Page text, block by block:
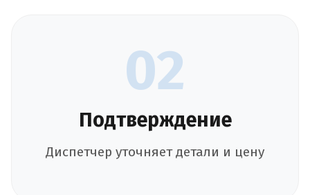
02
Подтверждение
Диспетчер уточняет детали и цену